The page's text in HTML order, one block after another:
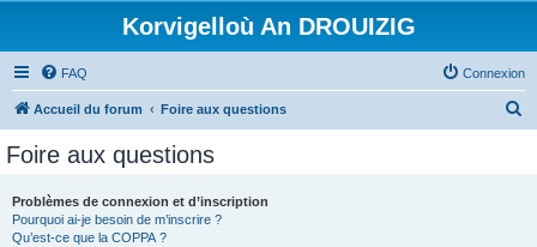
Korvigelloù An DROUIZIG
FAQ Connexion
Accueil du forum Foire aux questions
Foire aux questions
Problèmes de connexion et d’inscription
Pourquoi ai-je besoin de m’inscrire ?
Qu’est-ce que la COPPA ?